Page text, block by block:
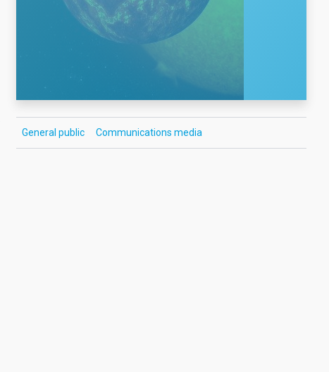
General public Communications media